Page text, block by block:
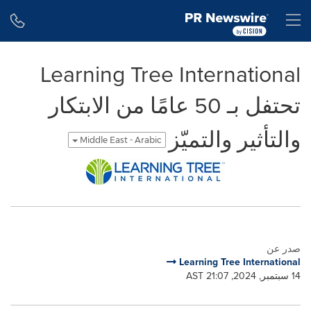
Learning Tree International
تحتفل بـ 50 عامًا من الابتكار
والتأثير والتميّز
Middle East - Arabic
صدر عن
Learning Tree International
14 سبتمبر, 2024, 21:07 AST